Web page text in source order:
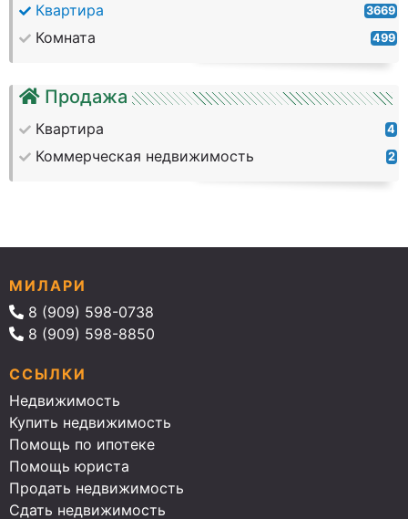
Квартира 3669
Комната 499
Продажа
Квартира 4
Коммерческая недвижимость 2
МИЛАРИ
8 (909) 598-0738
8 (909) 598-8850
ССЫЛКИ
Недвижимость
Купить недвижимость
Помощь по ипотеке
Помощь юриста
Продать недвижимость
Сдать недвижимость